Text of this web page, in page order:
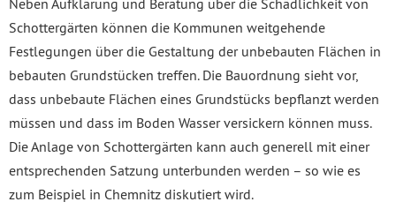
Schottergärten können die Kommunen weitgehende
Festlegungen über die Gestaltung der unbebauten Flächen in
bebauten Grundstücken treffen. Die Bauordnung sieht vor,
dass unbebaute Flächen eines Grundstücks bepflanzt werden
müssen und dass im Boden Wasser versickern können muss.
Die Anlage von Schottergärten kann auch generell mit einer
entsprechenden Satzung unterbunden werden – so wie es
zum Beispiel in Chemnitz diskutiert wird.